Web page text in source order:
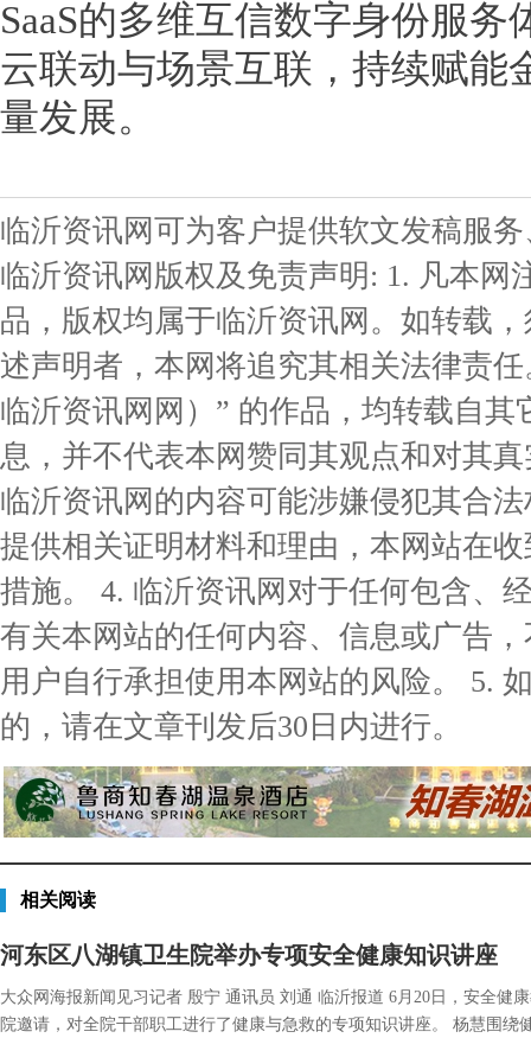
SaaS的多维互信数字身份服
云联动与场景互联，持续赋能
量发展。
临沂资讯网可为客户提供软文发稿服
临沂资讯网版权及免责声明: 1. 凡本网
品，版权均属于临沂资讯网。如转载
述声明者，本网将追究其相关法律责
临沂资讯网网）” 的作品，均转载自
息，并不代表本网赞同其观点和对其
临沂资讯网的内容可能涉嫌侵犯其合
提供相关证明材料和理由，本网站在
措施。 4. 临沂资讯网对于任何包含、
有关本网站的任何内容、信息或广告
用户自行承担使用本网站的风险。 5.
的，请在文章刊发后30日内进行。
相关阅读
河东区八湖镇卫生院举办专项安全健康知识讲座
大众网海报新闻见习记者 殷宁 通讯员 刘通 临沂报道 6月20日，安全健
院邀请，对全院干部职工进行了健康与急救的专项知识讲座。 杨慧围绕